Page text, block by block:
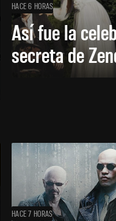
HACE 6 HORAS
Así fue la
secreta de
HACE 7 HORAS